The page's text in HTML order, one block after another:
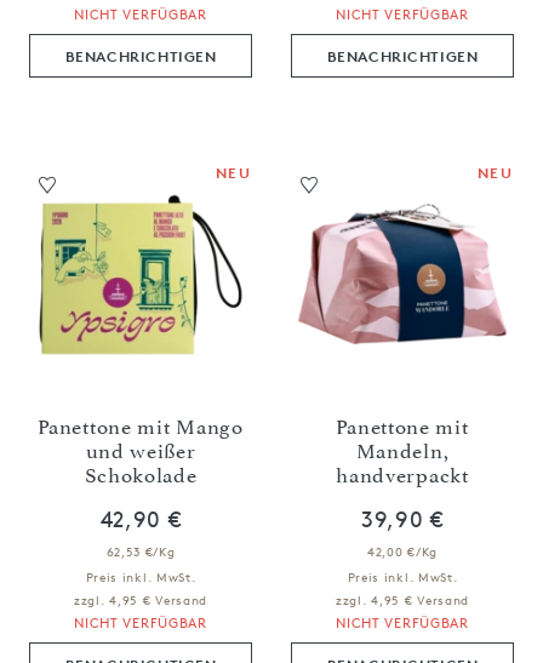
NICHT VERFÜGBAR
BENACHRICHTIGEN
NICHT VERFÜGBAR
BENACHRICHTIGEN
Panettone mit Mango
und weißer
Schokolade
42,90 €
62,53 €/Kg
Preis inkl. MwSt.
zzgl. 4,95 € Versand
NICHT VERFÜGBAR
NEU
Panettone mit
Mandeln,
handverpackt
39,90 €
42,00 €/Kg
Preis inkl. MwSt.
zzgl. 4,95 € Versand
NICHT VERFÜGBAR
NEU